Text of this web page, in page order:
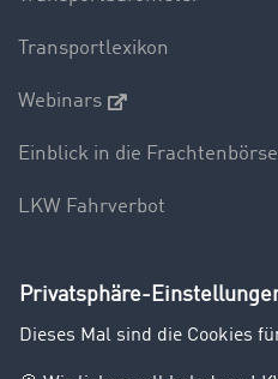
Transportlexikon
Webinars
Einblick in die Frachtenbörse
LKW Fahrverbot
Unternehmen
Kunden werben Kunden